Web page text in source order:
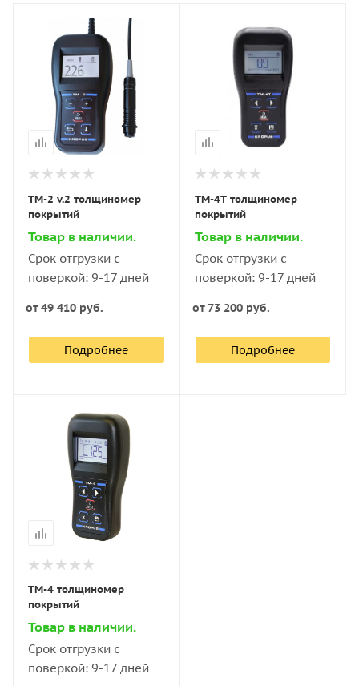
ТМ-2 v.2 толщиномер
покрытий
Товар в наличии.
Срок отгрузки с
поверкой: 9-17 дней
от49 410 руб.
Подробнее
ТМ-4Т толщиномер
покрытий
Товар в наличии.
Срок отгрузки с
поверкой: 9-17 дней
от73 200 руб.
Подробнее
ТМ-4 толщиномер
покрытий
Товар в наличии.
Срок отгрузки с
поверкой: 9-17 дней